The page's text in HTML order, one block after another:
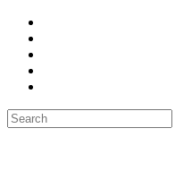
Skip
main
content